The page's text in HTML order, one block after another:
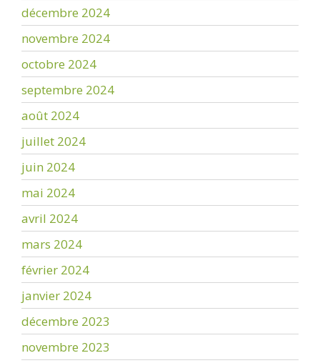
décembre 2024
novembre 2024
octobre 2024
septembre 2024
août 2024
juillet 2024
juin 2024
mai 2024
avril 2024
mars 2024
février 2024
janvier 2024
décembre 2023
novembre 2023